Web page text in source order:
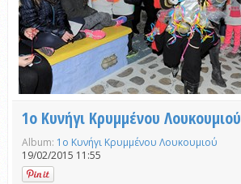
1ο Κυνήγι Κρυμμένου Λουκουμιού
Album: 1ο Κυνήγι Κρυμμένου Λουκουμιού
19/02/2015 11:55